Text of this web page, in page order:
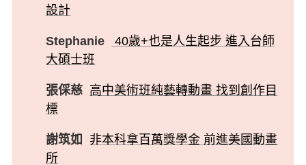
設計
Stephanie
40歲+也是人生起步 進入台師
大碩士班
張倸慈 高中美術班純藝轉動畫 找到創作目
標
謝筑如
非本科拿百萬獎學金 前進美國動畫
所